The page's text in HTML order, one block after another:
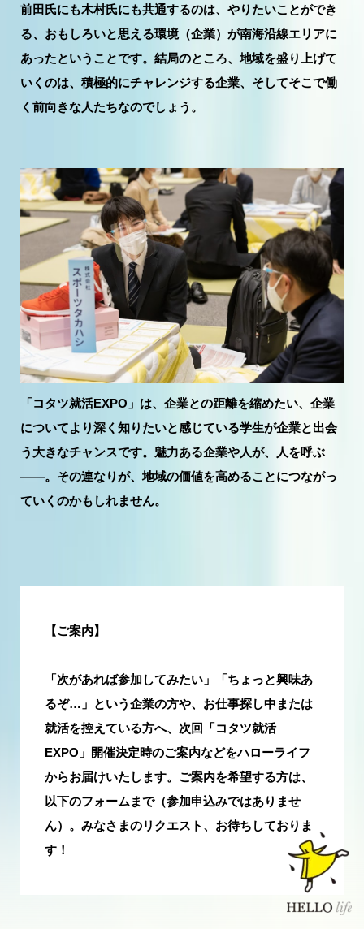
前田氏にも木村氏にも共通するのは、やりたいことができ
る、おもしろいと思える環境（企業）が南海沿線エリアに
あったということです。結局のところ、地域を盛り上げて
いくのは、積極的にチャレンジする企業、そしてそこで働
く前向きな人たちなのでしょう。
「コタツ就活EXPO」は、企業との距離を縮めたい、企業
についてより深く知りたいと感じている学生が企業と出会
う大きなチャンスです。魅力ある企業や人が、人を呼ぶ
――。その連なりが、地域の価値を高めることにつながっ
ていくのかもしれません。
【ご案内】
「次があれば参加してみたい」「ちょっと興味あ
るぞ…」という企業の方や、お仕事探し中または
就活を控えている方へ、次回「コタツ就活
EXPO」開催決定時のご案内などをハローライフ
からお届けいたします。ご案内を希望する方は、
以下のフォームまで（参加申込みではありませ
ん）。みなさまのリクエスト、お待ちしておりま
す！